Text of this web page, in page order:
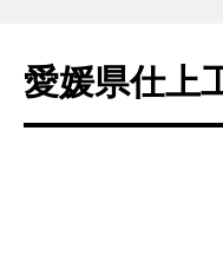
愛媛県仕上